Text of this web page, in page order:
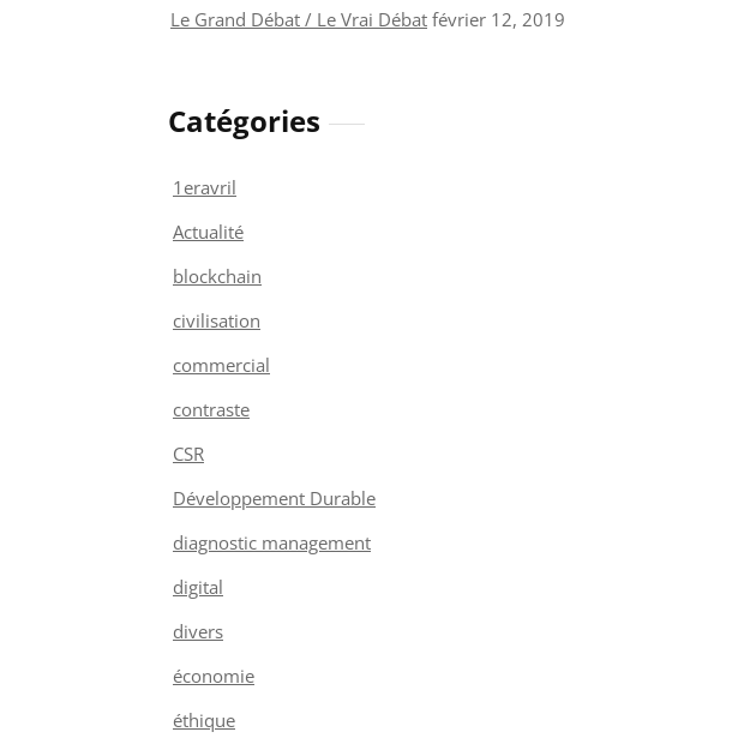
Le Grand Débat / Le Vrai Débat février 12, 2019
Catégories
1eravril
Actualité
blockchain
civilisation
commercial
contraste
CSR
Développement Durable
diagnostic management
digital
divers
économie
éthique